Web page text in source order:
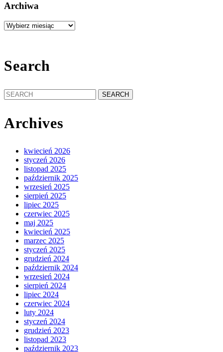
Archiwa
Archiwa
Search
Search
for:
Archives
kwiecień 2026
styczeń 2026
listopad 2025
październik 2025
wrzesień 2025
sierpień 2025
lipiec 2025
czerwiec 2025
maj 2025
kwiecień 2025
marzec 2025
styczeń 2025
grudzień 2024
październik 2024
wrzesień 2024
sierpień 2024
lipiec 2024
czerwiec 2024
luty 2024
styczeń 2024
grudzień 2023
listopad 2023
październik 2023